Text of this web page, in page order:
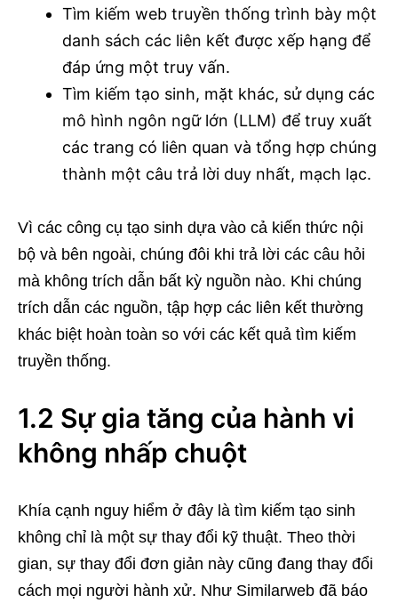
Tìm kiếm web truyền thống trình bày một
danh sách các liên kết được xếp hạng để
đáp ứng một truy vấn.
Tìm kiếm tạo sinh, mặt khác, sử dụng các
mô hình ngôn ngữ lớn (LLM) để truy xuất
các trang có liên quan và tổng hợp chúng
thành một câu trả lời duy nhất, mạch lạc.
Vì các công cụ tạo sinh dựa vào cả kiến thức nội
bộ và bên ngoài, chúng đôi khi trả lời các câu hỏi
mà không trích dẫn bất kỳ nguồn nào. Khi chúng
trích dẫn các nguồn, tập hợp các liên kết thường
khác biệt hoàn toàn so với các kết quả tìm kiếm
truyền thống.
1.2 Sự gia tăng của hành vi
không nhấp chuột
Khía cạnh nguy hiểm ở đây là tìm kiếm tạo sinh
không chỉ là một sự thay đổi kỹ thuật. Theo thời
gian, sự thay đổi đơn giản này cũng đang thay đổi
cách mọi người hành xử. Như Similarweb đã báo